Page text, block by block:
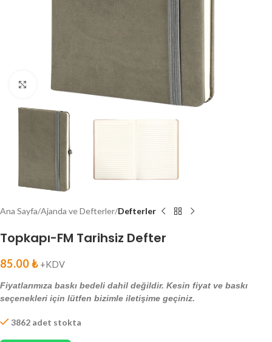
Click to enlarge
Ana Sayfa Ajanda ve Defterler Defterler
Topkapı-FM Tarihsiz Defter
85.00₺ +KDV
Fiyatlarımıza baskı bedeli dahil değildir. Kesin fiyat ve baskı
seçenekleri için lütfen bizimle iletişime geçiniz.
3862 adet stokta